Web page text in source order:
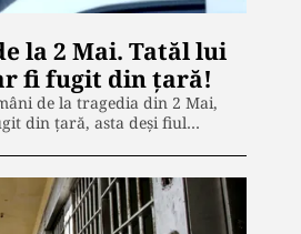
la 2 Mai. Tatăl lui
fi fugit din țară!
de la tragedia din 2 Mai,
din țară, asta deși fiul…